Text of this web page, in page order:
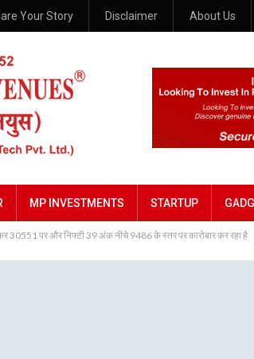
Your Story Disclaimer About Us
MP INVESTMENTS STARTUP
पर और निफ्टी 39 अंक नीचे 9486 के स्तर पर कारोबार कर रहा है